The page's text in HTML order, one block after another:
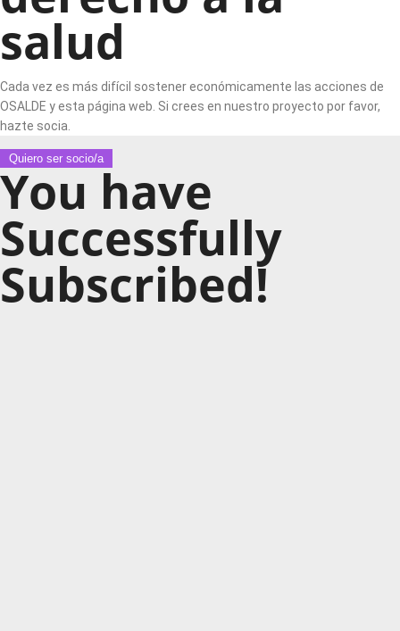
salud
Cada vez es más difícil sostener económicamente las acciones de
OSALDE y esta página web. Si crees en nuestro proyecto por favor,
hazte socia.
Quiero ser socio/a
You have
Successfully
Subscribed!